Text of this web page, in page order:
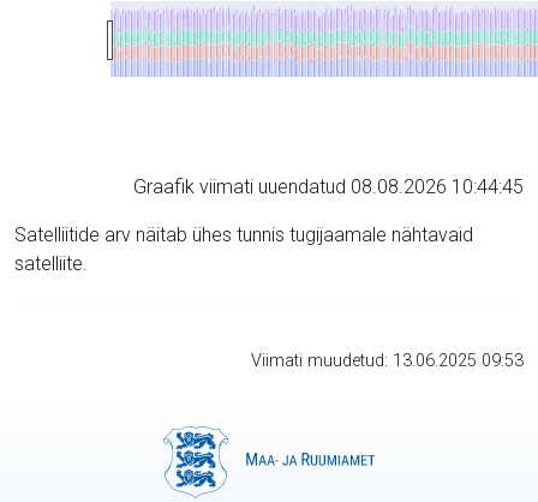
Graafik viimati uuendatud 08.08.2026 10:44:45
Satelliitide arv näitab ühes tunnis tugijaamale nähtavaid
satelliite.
Viimati muudetud: 13.06.2025 09:53